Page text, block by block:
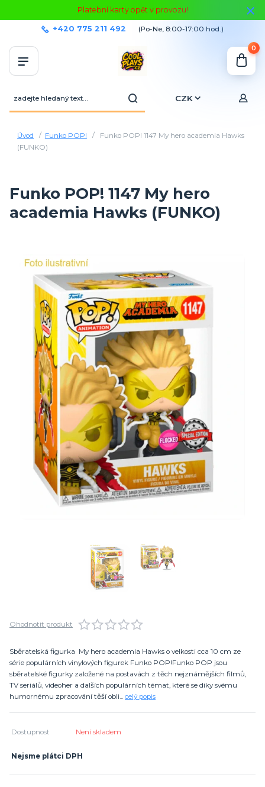
Platební karty opět v provozu!
CZK
+420 775 211 492 (Po-Ne, 8:00-17:00 hod.)
0
Úvod Funko POP!
Funko POP! 1147 My hero academia Hawks
(FUNKO)
Funko POP! 1147 My hero
academia Hawks (FUNKO)
Ohodnotit produkt
Sběratelská figurka My hero academia Hawks o velkosti cca 10 cm ze
série populárních vinylových figurek Funko POP!Funko POP jsou
sběratelské figurky založené na postavách z těch nejznámějších filmů,
TV seriálů, videoher a dalších populárních témat, které se díky svému
humornému zpracování těší obli... celý popis
Dostupnost Není skladem
Nejsme plátci DPH